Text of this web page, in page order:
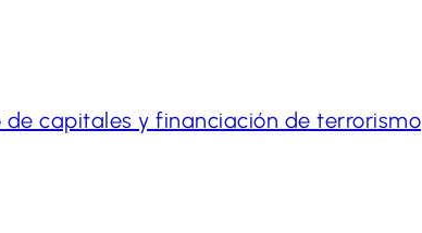
de capitales y financiación de terrorismo